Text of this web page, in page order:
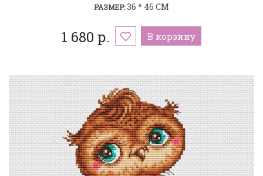
РАЗМЕР:36 * 46 СМ
1 680 р. В корзину